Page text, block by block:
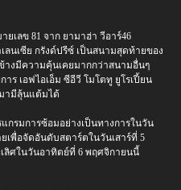
เลข 81 จาก ยามาฮ่า วีอาร์46
นเซีย กรังด์ปรีซ์ เป็นสนามสุดท้ายของ
างมีความคุ้นเคยมากกว่าสนามอื่นๆ
ร เอฟไอเอ็ม ซีอีวี โมโตทู ยูโรเปี้ยน
ามีลุ้นแต้มได้
กรมการซ้อมอย่างเป็นทางการในวัน
เพื่อจัดอันดับสตาร์ตในวันเสาร์ที่ 5
ลิศในวันอาทิตย์ที่ 6 พฤศจิกายนนี้